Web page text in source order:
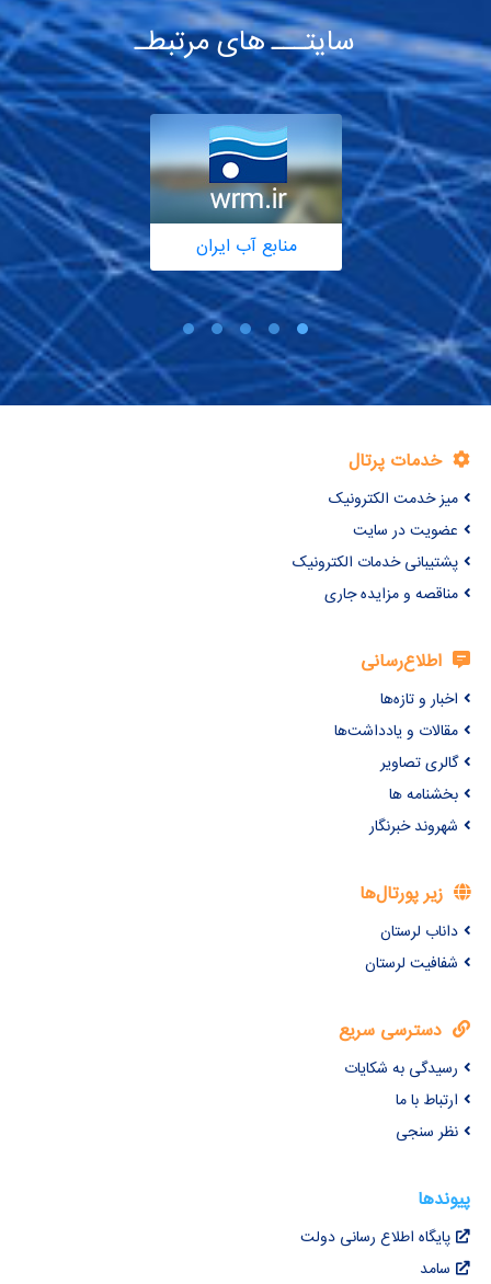
سایتـــ های مرتبطـ
منابع آب ایران
خدمات پرتال
میز خدمت الکترونیک
عضویت در سایت
پشتیبانی خدمات الکترونیک
مناقصه و مزایده جاری
اطلاع‌رسانی
اخبار و تازه‌ها
مقالات و یادداشت‌ها
گالری تصاویر
بخشنامه ها
شهروند خبرنگار
زیر پورتال‌ها
داناب لرستان
شفافیت لرستان
دسترسی سریع
رسیدگی به شکایات
ارتباط با ما
نظر سنجی
پیوندها
پایگاه اطلاع رسانی دولت
سامد